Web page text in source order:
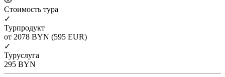
Cтоимость тура
✓
Турпродукт
от 2078 BYN (595 EUR)
✓
Туруслуга
295 BYN